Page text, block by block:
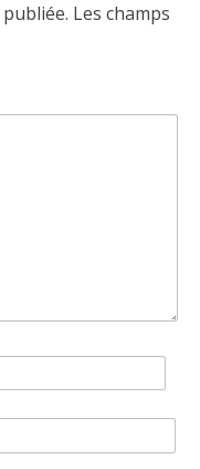
Les champs